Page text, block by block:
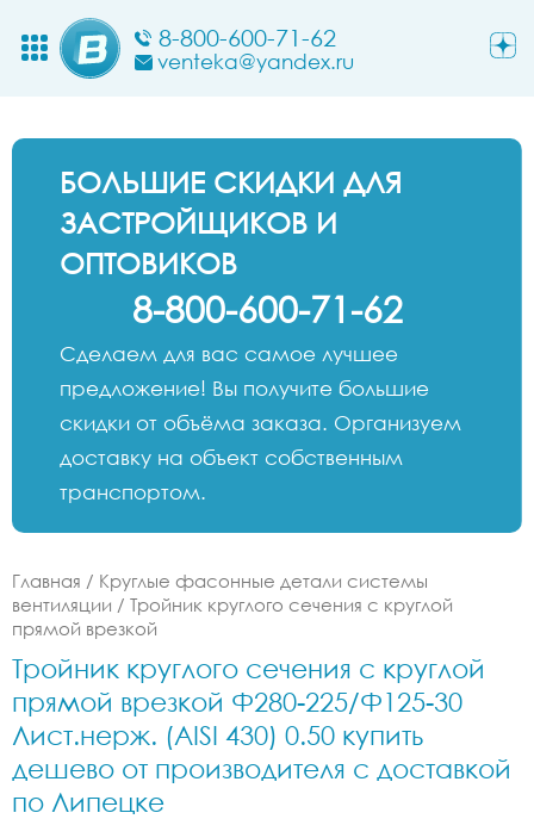
8-800-600-71-62
venteka@yandex.ru
БОЛЬШИЕ СКИДКИ ДЛЯ
ЗАСТРОЙЩИКОВ И
ОПТОВИКОВ
8-800-600-71-62
Сделаем для вас самое лучшее
предложение! Вы получите большие
скидки от объёма заказа. Организуем
доставку на объект собственным
транспортом.
Главная / Круглые фасонные детали системы
вентиляции / Тройник круглого сечения с круглой
прямой врезкой
Тройник круглого сечения с круглой
прямой врезкой Ф280-225/Ф125-30
Лист.нерж. (AISI 430) 0.50 купить
дешево от производителя с доставкой
по Липецке